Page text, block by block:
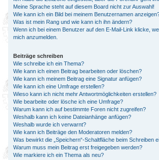
Meine Sprache steht auf diesem Board nicht zur Auswahl!
Wie kann ich ein Bild bei meinem Benutzernamen
Was ist mein Rang und wie kann ich ihn ändern?
Wenn ich bei einem Benutzer auf den E-Mail-Link klicke,
mich anzumelden.
Beiträge schreiben
Wie schreibe ich ein Thema?
Wie kann ich einen Beitrag bearbeiten oder löschen?
Wie kann ich meinem Beitrag eine Signatur anfügen?
Wie kann ich eine Umfrage erstellen?
Wieso kann ich nicht mehr Antwortmöglichkeiten erstellen?
Wie bearbeite oder lösche ich eine Umfrage?
Warum kann ich auf bestimmte Foren nicht zugreifen?
Weshalb kann ich keine Dateianhänge anfügen?
Weshalb wurde ich verwarnt?
Wie kann ich Beiträge den Moderatoren melden?
Was bewirkt die „Speichern“-Schaltfläche beim Schreiben
Warum muss mein Beitrag erst freigegeben werden?
Wie markiere ich ein Thema als neu?